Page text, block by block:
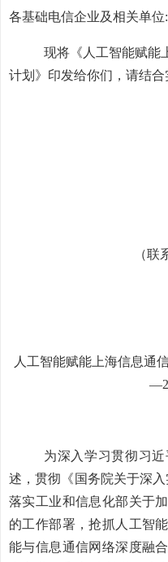
各基础电信企业及相关单位:
现将《人工智能赋能
计划》印发给你们，请结合
（联
人工智能赋能上海信息通
—
为深入学习贯彻习
述，贯彻 《国务院关于深
落实工业和信息化部关于
的工作部署，抢抓人工智
能与信息通信网络深度融